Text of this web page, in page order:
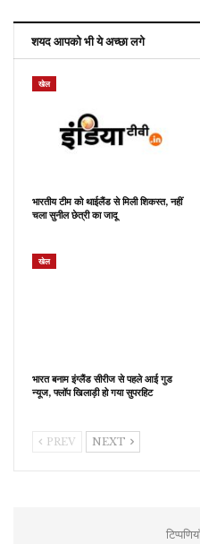
शयद आपको भी ये अच्छा लगे
खेल
भारतीय टीम को थाईलैंड से मिली शिकस्त, नहीं
चला सुनील छेत्री का जादू
खेल
भारत बनाम इंग्लैंड सीरीज से पहले आई गुड
न्यूज, फ्लॉप खिलाड़ी हो गया सुपरहिट
PREV NEXT